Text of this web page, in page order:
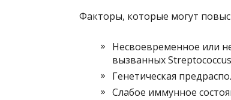
Факторы, которые могут
Несвоевременное или
вызванных
Генетическая
Слабое иммунное